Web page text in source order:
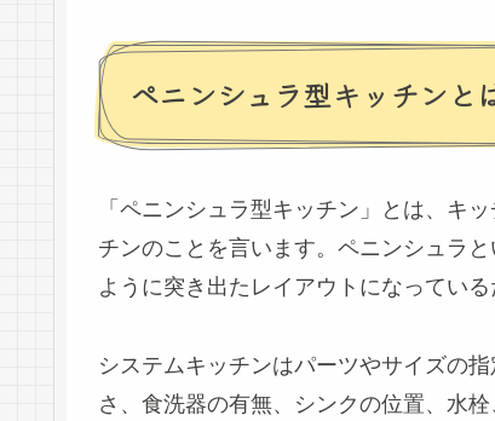
ペニンシュラ型キッチンと
「ペニンシュラ型キッチン」とは、キ
チンのことを言います。ペニンシュラ
ように突き出たレイアウトになってい
システムキッチンはパーツやサイズの
さ、食洗器の有無、シンクの位置、水